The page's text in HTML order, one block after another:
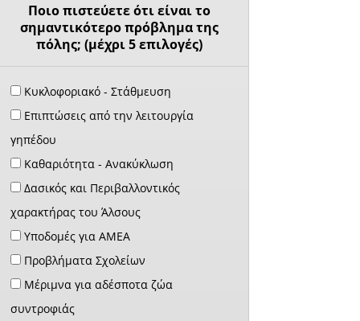
Ποιο πιστεύετε ότι είναι το
σημαντικότερο πρόβλημα της
πόλης; (μέχρι 5 επιλογές)
Κυκλοφοριακό - Στάθμευση
Επιπτώσεις από την λειτουργία
γηπέδου
Καθαριότητα - Ανακύκλωση
Δασικός και Περιβαλλοντικός
χαρακτήρας του Άλσους
Υποδομές για ΑΜΕΑ
Προβλήματα Σχολείων
Μέριμνα για αδέσποτα ζώα
συντροφιάς